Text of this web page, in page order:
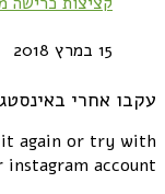
15 במרץ 2018
עקבו אחרי
it again or try with
account.